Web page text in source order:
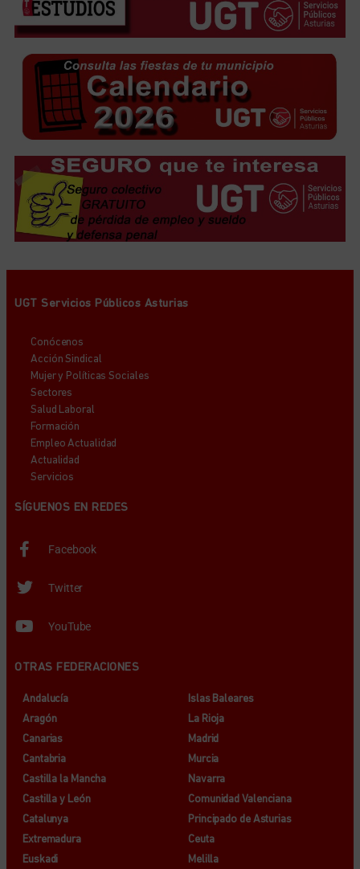
UGT Servicios Públicos Asturias
Conócenos
Acción Sindical
Mujer y Políticas Sociales
Sectores
Salud Laboral
Formación
Empleo Actualidad
Actualidad
Servicios
SÍGUENOS EN REDES
Facebook
Twitter
YouTube
OTRAS FEDERACIONES
Andalucía
Aragón
Canarias
Cantabria
Castilla la Mancha
Castilla y León
Catalunya
Extremadura
Euskadi
Islas Baleares
La Rioja
Madrid
Murcia
Navarra
Comunidad Valenciana
Principado de Asturias
Ceuta
Melilla